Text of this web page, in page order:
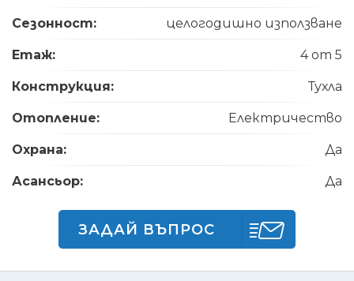
Сезонност: целогодишно използване
Етаж: 4 от 5
Конструкция: Тухла
Отопление: Електричество
Охрана: Да
Асансьор: Да
ЗАДАЙ ВЪПРОС